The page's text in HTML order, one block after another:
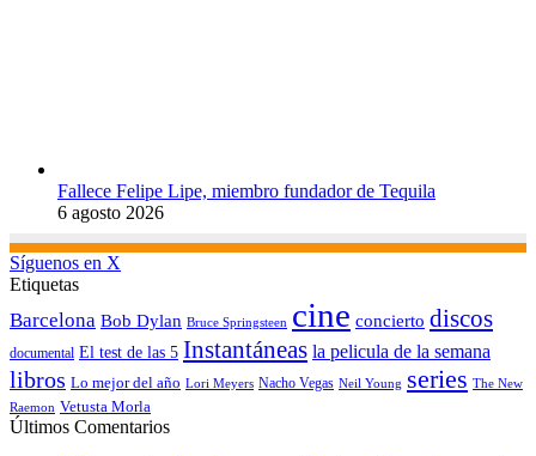
Fallece Felipe Lipe, miembro fundador de Tequila
6 agosto 2026
Síguenos en X
Etiquetas
Barcelona Bob Dylan Bruce Springsteen cine concierto discos
documental El test de las 5 Instantáneas la pelicula de la semana
libros Lo mejor del año Lori Meyers Nacho Vegas Neil Young series The New
Raemon Vetusta Morla
Últimos Comentarios